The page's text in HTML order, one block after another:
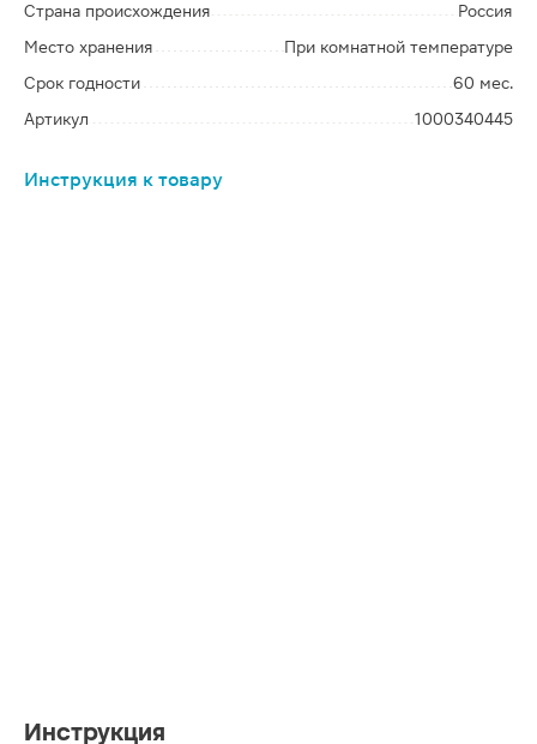
Страна происхождения
Россия
Место хранения
При комнатной температуре
Срок годности
60 мес.
Артикул
1000340445
Инструкция к товару
Инструкция